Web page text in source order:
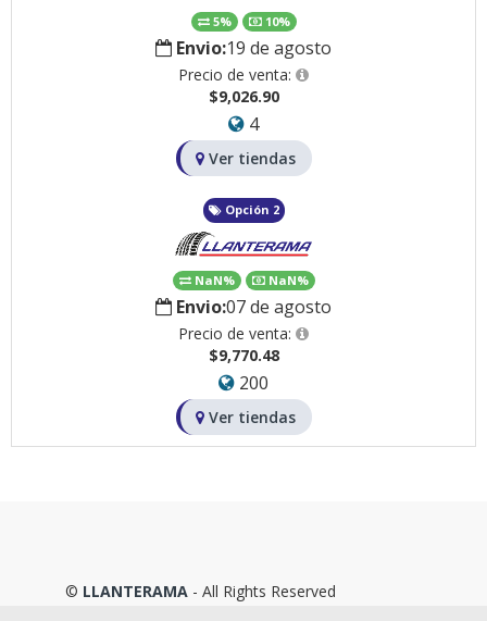
5% 10%
Envio:19 de agosto
Precio de venta:
$9,026.90
4
Ver tiendas
Opción 2
NaN% NaN%
Envio:07 de agosto
Precio de venta:
$9,770.48
200
Ver tiendas
© LLANTERAMA - All Rights Reserved